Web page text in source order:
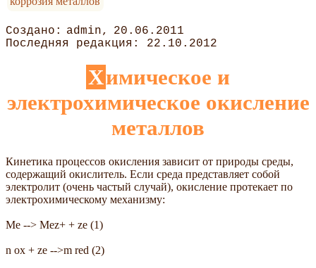
admin
20.06.2011
22.10.2012
Химическое и
электрохимическое окисление
металлов
Кинетика процессов окисления зависит от природы среды,
содержащий окислитель. Если среда представляет собой
электролит (очень частый случай), окисление протекает по
электрохимическому механизму:
Me --> Mez+ + ze (1)
n ox + ze -->m red (2)